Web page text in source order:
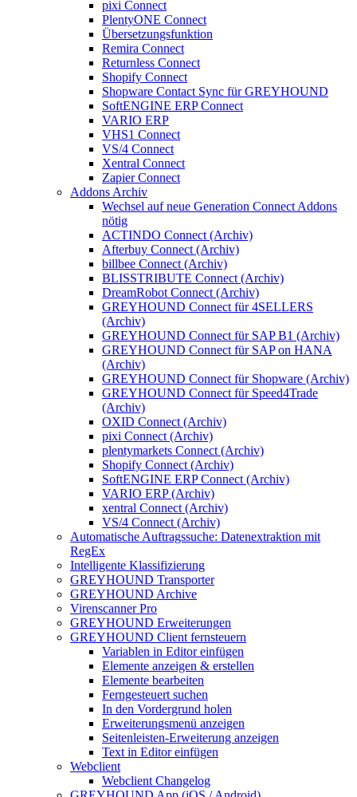
pixi Connect
PlentyONE Connect
Übersetzungsfunktion
Remira Connect
Returnless Connect
Shopify Connect
Shopware Contact Sync für GREYHOUND
SoftENGINE ERP Connect
VARIO ERP
VHS1 Connect
VS/4 Connect
Xentral Connect
Zapier Connect
Addons Archiv
Wechsel auf neue Generation Connect Addons
nötig
ACTINDO Connect (Archiv)
Afterbuy Connect (Archiv)
billbee Connect (Archiv)
BLISSTRIBUTE Connect (Archiv)
DreamRobot Connect (Archiv)
GREYHOUND Connect für 4SELLERS
(Archiv)
GREYHOUND Connect für SAP B1 (Archiv)
GREYHOUND Connect für SAP on HANA
(Archiv)
GREYHOUND Connect für Shopware (Archiv)
GREYHOUND Connect für Speed4Trade
(Archiv)
OXID Connect (Archiv)
pixi Connect (Archiv)
plentymarkets Connect (Archiv)
Shopify Connect (Archiv)
SoftENGINE ERP Connect (Archiv)
VARIO ERP (Archiv)
xentral Connect (Archiv)
VS/4 Connect (Archiv)
Automatische Auftragssuche: Datenextraktion mit
RegEx
Intelligente Klassifizierung
GREYHOUND Transporter
GREYHOUND Archive
Virenscanner Pro
GREYHOUND Erweiterungen
GREYHOUND Client fernsteuern
Variablen in Editor einfügen
Elemente anzeigen & erstellen
Elemente bearbeiten
Ferngesteuert suchen
In den Vordergrund holen
Erweiterungsmenü anzeigen
Seitenleisten-Erweiterung anzeigen
Text in Editor einfügen
Webclient
Webclient Changelog